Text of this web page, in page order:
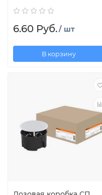
6.60 Руб./ шт
В корзину